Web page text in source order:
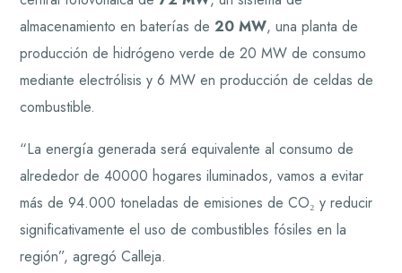
almacenamiento en baterías de20 MW, una planta de
producción de hidrógeno verde de 20 MW de consumo
mediante electrólisis y 6 MW en producción de celdas de
combustible.
“La energía generada será equivalente al consumo de
alrededor de 40000 hogares iluminados, vamos a evitar
más de 94.000 toneladas de emisiones de CO₂ y reducir
significativamente el uso de combustibles fósiles en la
región”, agregó Calleja.